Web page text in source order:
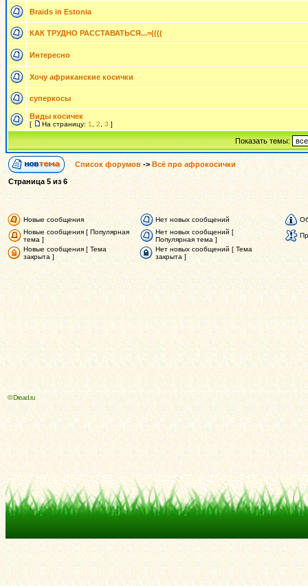
Braids in Estonia
КАК ТРУДНО РАССТАВАТЬСЯ...=((((
Интересно
Хочу африканские косички
суперкосы
Виды косичек
[ На страницу: 1 2 3 ]
Показать темы:
Список форумов -> Всё про афрокосички
Страница 5 из6
Новые сообщения Нет новых сообщений
Новые сообщения [ Популярная
тема ]
Нет новых сообщений [
Популярная тема ]
Новые сообщения [ Тема
закрыта ]
Нет новых сообщений [ Тема
закрыта ]
© Dread.ru